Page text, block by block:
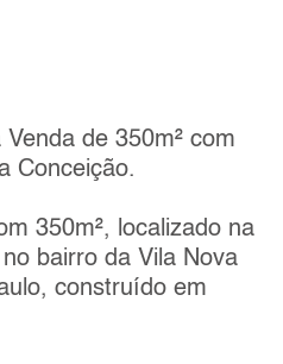
de 350m² com
Conceição.
350m², localizado na
bairro da Vila Nova
construído em